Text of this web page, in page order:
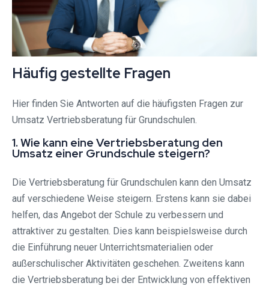
Häufig gestellte Fragen
Hier finden Sie Antworten auf die häufigsten Fragen zur
Umsatz Vertriebsberatung für Grundschulen.
1. Wie kann eine Vertriebsberatung den
Umsatz einer Grundschule steigern?
Die Vertriebsberatung für Grundschulen kann den Umsatz
auf verschiedene Weise steigern. Erstens kann sie dabei
helfen, das Angebot der Schule zu verbessern und
attraktiver zu gestalten. Dies kann beispielsweise durch
die Einführung neuer Unterrichtsmaterialien oder
außerschulischer Aktivitäten geschehen. Zweitens kann
die Vertriebsberatung bei der Entwicklung von effektiven